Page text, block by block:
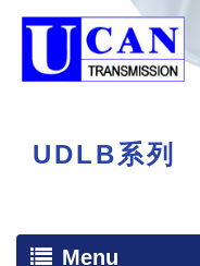
UDLB系列
Menu